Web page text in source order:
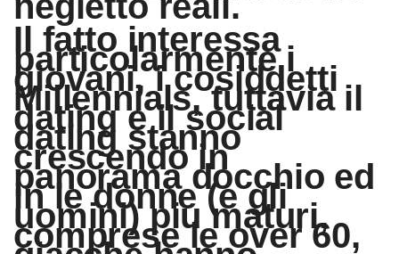
Il fatto interessa
particolarmente i
giovani, i cosiddetti
Millennials, tuttavia il
dating e il social
dating stanno
crescendo in
panorama docchio ed
in le donne (e gli
uomini) piu maturi,
comprese le over 60,